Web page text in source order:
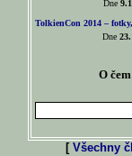
Dne
TolkienCon 2014 –
Dne
O
[ Všechny